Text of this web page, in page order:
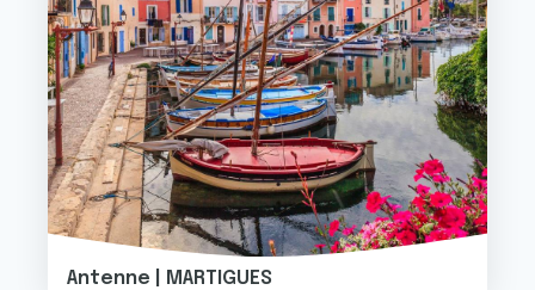
Antenne | MARTIGUES